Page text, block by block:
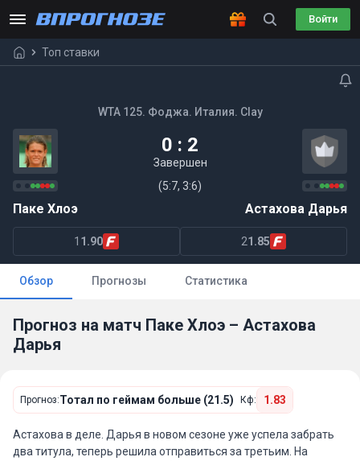
Войти
Топ ставки
WTA 125. Фоджа. Италия. Clay
0 : 2
Завершен
(5:7, 3:6)
Паке Хлоэ Астахова Дарья
1 1.90 21.85
Обзор Прогнозы Статистика
Прогноз на матч Паке Хлоэ – Астахова
Дарья
Прогноз:Тотал по геймам больше (21.5) Кф: 1.83
Астахова в деле. Дарья в новом сезоне уже успела забрать
два титула, теперь решила отправиться за третьим. На